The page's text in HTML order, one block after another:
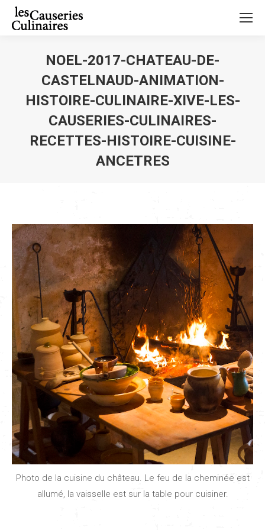
NOEL-2017-CHATEAU-DE-
CASTELNAUD-ANIMATION-
HISTOIRE-CULINAIRE-XIVE-LES-
CAUSERIES-CULINAIRES-
RECETTES-HISTOIRE-CUISINE-
ANCETRES
Photo de la cuisine du château. Le feu de la cheminée est
allumé, la vaisselle est sur la table pour cuisiner.